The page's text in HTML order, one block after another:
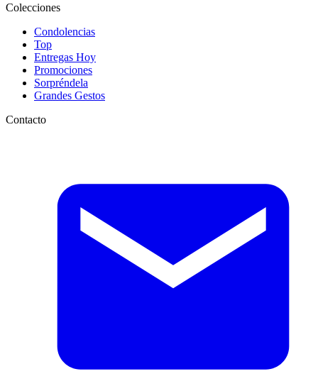
Colecciones
Condolencias
Top
Entregas Hoy
Promociones
Sorpréndela
Grandes Gestos
Contacto